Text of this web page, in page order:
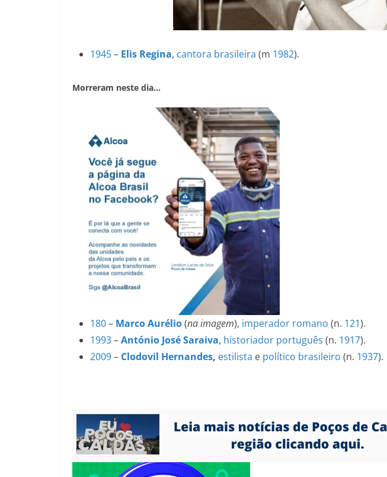
1945– Elis Regina, cantora brasileira (m 1982).
Morreram neste dia…
180– Marco Aurélio(na imagem), imperador romano (n. 121).
1993–António José Saraiva, historiador português (n. 1917).
2009– Clodovil Hernandes, estilista e político brasileiro (n. 1937).